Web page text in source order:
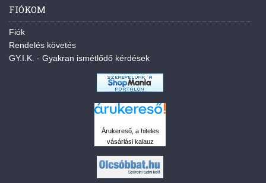
FIÓKOM
Fiók
Rendelés követés
GY.I.K. - Gyakran ismétlődő kérdések
Árukereső, a hiteles
vásárlási kalauz